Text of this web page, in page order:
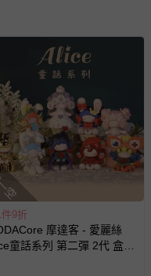
愛負責處理，若非瑕疵
貨』中查詢該筆訂單，
。若有相關退貨問題，請
我們將依序為您處理
部份退貨，而該訂單保
算，活動贈品亦需一併退
不適用七天鑑賞期/猶
時即將逾期（例如生鮮
空
9折
摩達客 - 愛麗絲
童話系列 第二彈 2代 盒玩